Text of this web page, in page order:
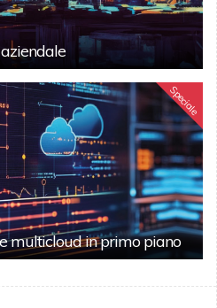
Speciale
multicloud in primo piano